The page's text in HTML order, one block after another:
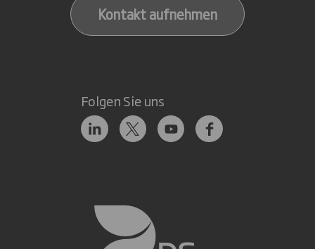
Kontakt aufnehmen
Folgen Sie uns